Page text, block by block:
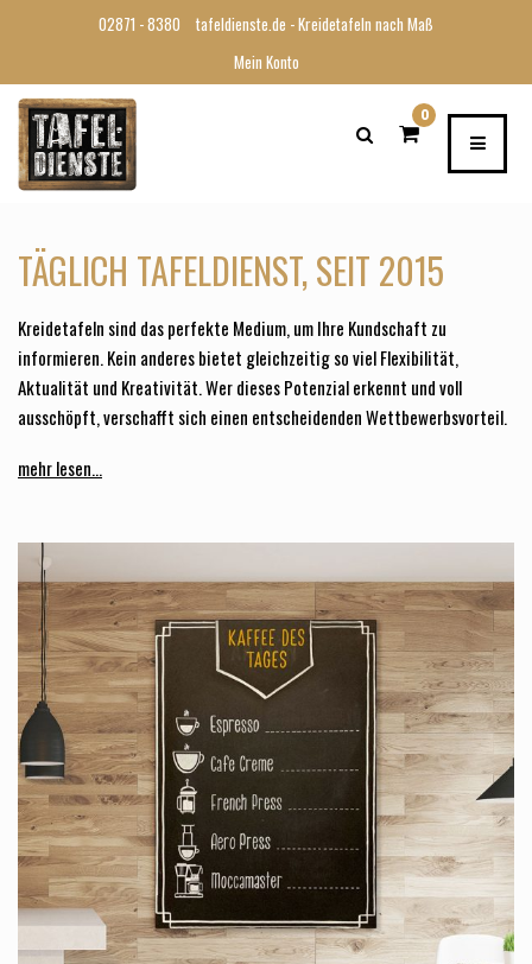
02871 - 8380
tafeldienste.de - Kreidetafeln nach Maß
Mein Konto
0
TÄGLICH TAFELDIENST, SEIT 2015
Kreidetafeln sind das perfekte Medium, um Ihre Kundschaft zu
informieren. Kein anderes bietet gleichzeitig so viel Flexibilität,
Aktualität und Kreativität. Wer dieses Potenzial erkennt und voll
ausschöpft, verschafft sich einen entscheidenden Wettbewerbsvorteil.
die Kreidetafel ist oft das Erste, was der Kunde wahrnimmt und spielt
Leider werden Kreidetafeln im geschäftlichen Alltag oft vernachlässigt,
hängen unscheinbar herum oder stehen unbeachtet auf der Straße.
Dabei verdienen sie deutlich mehr Aufmerksamkeit und kreative
Zuwendung.
Unsere Mission ist es, Kreidetafeln in den Mittelpunkt einer
ansprechenden und informativen Kundenkommunikation zu stellen. Mit
unseren maßgefertigten Tafeln schaffen Sie eine professionelle und
gleichzeitig kreative Kundenansprache – jederzeit aktuell, sauber und
ein echter Hingucker.
Setzen Sie auf Qualität und gestalten Sie Ihre Kreidetafel nach Ihren
individuellen Bedürfnissen. So schaffen Sie eine moderne, ansprechende
Plattform für Ihre Botschaften und sorgen dafür, dass Ihre Kunden
nicht nur informiert, sondern auch inspiriert werden.
mehr lesen...